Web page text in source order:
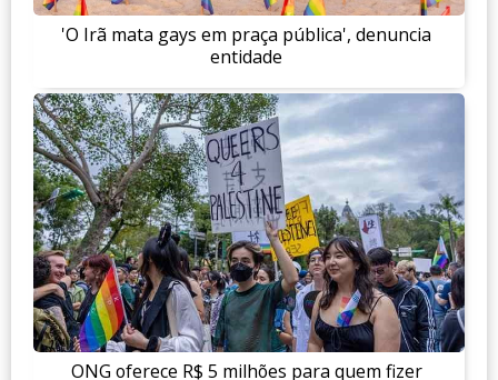
'O Irã mata gays em praça pública', denuncia
entidade
ONG oferece R$ 5 milhões para quem fizer